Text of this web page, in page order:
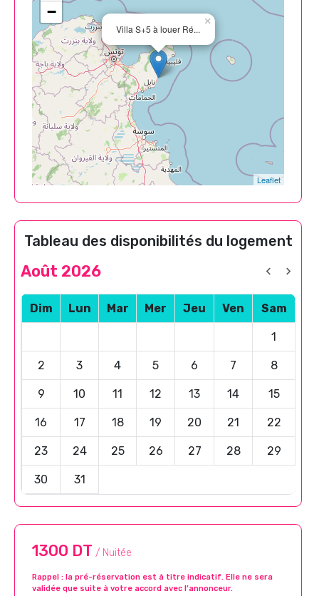
Villa S+5 à louer Ré...
×
−
Leaflet
Tableau des disponibilités du logement
Août 2026
Dim Lun Mar Mer Jeu Ven Sam
1
2 3 4 5 6 7 8
9 10 11 12 13 14 15
16 17 18 19 20 21 22
23 24 25 26 27 28 29
30 31
1300 DT / Nuitée
Rappel : la pré-réservation est à titre indicatif. Elle ne sera
validée que suite à votre accord avec l’annonceur.